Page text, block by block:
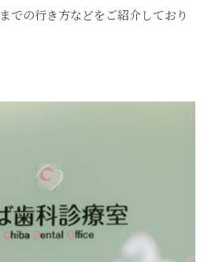
での行き方などをご紹介しており